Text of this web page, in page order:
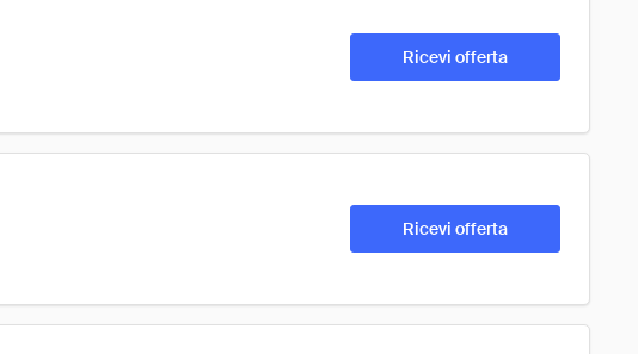
Ricevi offerta
Ricevi offerta